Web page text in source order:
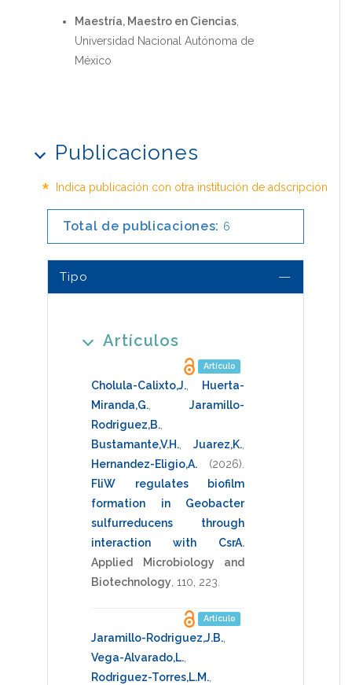
Maestría, Maestro en Ciencias
Universidad Nacional Autónoma de
México
Publicaciones
* Indica publicación con otra institución de adscripción
Total de publicaciones: 6
Tipo
Artículos
Artículo
Cholula-Calixto,J.
Huerta-
Miranda,G.
Jaramillo-
Rodriguez,B.
Bustamante,V.H.
Juarez,K.
Hernandez-Eligio,A.
(2026)
FliW regulates biofilm
formation in Geobacter
sulfurreducens through
interaction with CsrA.
Applied Microbiology and
Biotechnology 110 223
Artículo
Jaramillo-Rodriguez,J.B.
Vega-Alvarado,L.
Rodriguez-Torres,L.M.